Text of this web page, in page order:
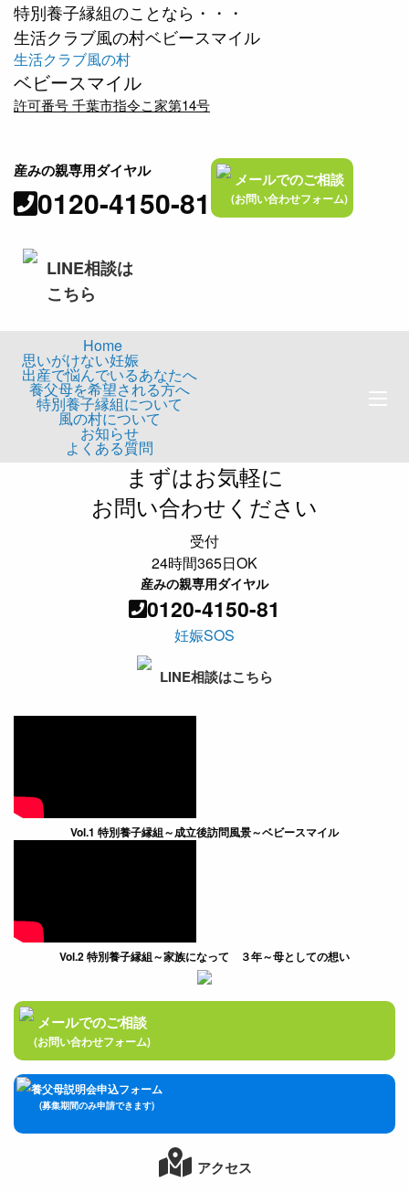
特別養子縁組のことなら・・・
生活クラブ風の村ベビースマイル
生活クラブ風の村
ベビースマイル
許可番号 千葉市指令こ家第14号
産みの親専用ダイヤル
0120-4150-81
メールでのご相談
(お問い合わせフォーム)
LINE相談は
こちら
Home
思いがけない妊娠
出産で悩んでいるあなたへ
養父母を希望される方へ
特別養子縁組について
風の村について
お知らせ
よくある質問
まずはお気軽に
お問い合わせください
受付
24時間365日OK
産みの親専用ダイヤル
0120-4150-81
妊娠SOS
LINE相談はこちら
Vol.1 特別養子縁組～成立後訪問風景～ベビースマイル
Vol.2 特別養子縁組～家族になって ３年～母としての想い
メールでのご相談
(お問い合わせフォーム)
養父母説明会申込フォーム
(募集期間のみ申請できます)
アクセス